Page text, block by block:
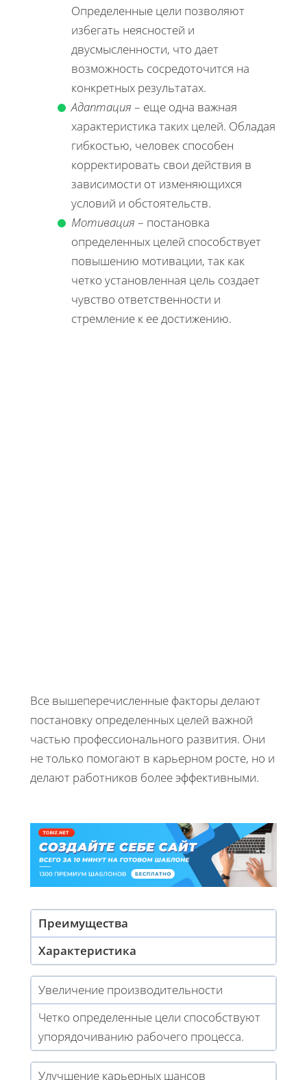
Определенные цели позволяют
избегать неясностей и
двусмысленности, что дает
возможность сосредоточится на
конкретных результатах.
Адаптация – еще одна важная
характеристика таких целей. Обладая
гибкостью, человек способен
корректировать свои действия в
зависимости от изменяющихся
условий и обстоятельств.
Мотивация – постановка
определенных целей способствует
повышению мотивации, так как
четко установленная цель создает
чувство ответственности и
стремление к ее достижению.
Все вышеперечисленные факторы делают
постановку определенных целей важной
частью профессионального развития. Они
не только помогают в карьерном росте, но и
делают работников более эффективными.
Преимущества
Характеристика
Увеличение производительности
Четко определенные цели способствуют
упорядочиванию рабочего процесса.
Улучшение карьерных шансов